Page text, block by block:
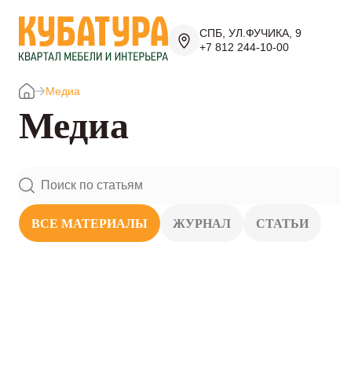
СПБ, УЛ.ФУЧИКА, 9
+7 812 244-10-00
Медиа
Медиа
ВСЕ МАТЕРИАЛЫ ЖУРНАЛ СТАТЬИ